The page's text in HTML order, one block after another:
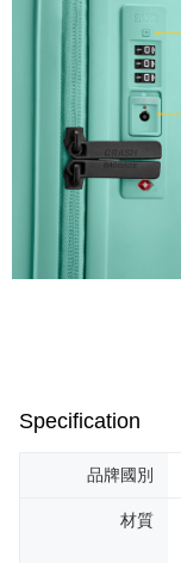
Specification
品牌國別
材質